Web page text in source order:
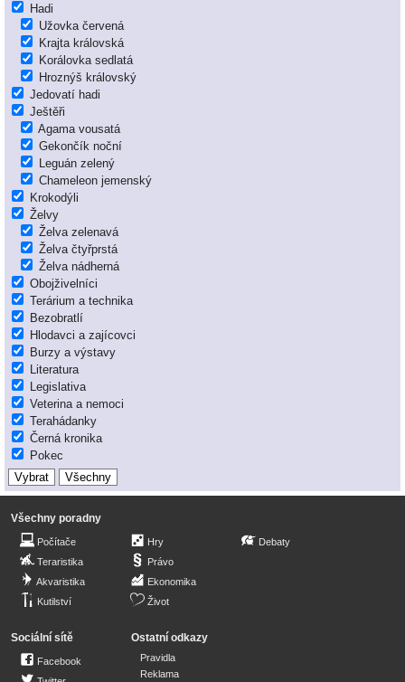
Hadi
Užovka červená
Krajta královská
Korálovka sedlatá
Hroznýš královský
Jedovatí hadi
Ještěři
Agama vousatá
Gekončík noční
Leguán zelený
Chameleon jemenský
Krokodýli
Želvy
Želva zelenavá
Želva čtyřprstá
Želva nádherná
Obojživelníci
Terárium a technika
Bezobratlí
Hlodavci a zajícovci
Burzy a výstavy
Literatura
Legislativa
Veterina a nemoci
Terahádanky
Černá kronika
Pokec
Všechny poradny
Počítače
Teraristika
Akvaristika
Kutilství
Hry
Právo
Ekonomika
Život
Debaty
Sociální sítě
Facebook
Ostatní odkazy
Pravidla
Reklama